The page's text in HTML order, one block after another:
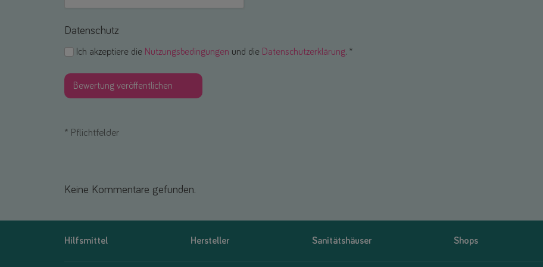
Datenschutz
Ich akzeptiere die Nutzungsbedingungen und die Datenschutzerklärung. *
* Pflichtfelder
Keine Kommentare gefunden.
Hilfsmittel Hersteller Sanitätshäuser Shops